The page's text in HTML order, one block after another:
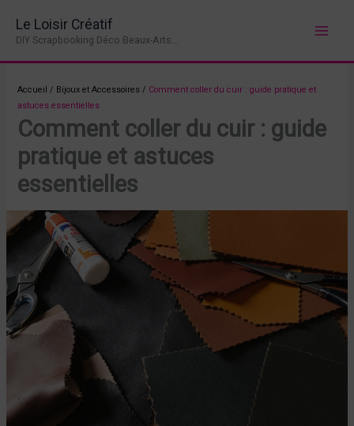
contenu
Le Loisir Créatif
DIY Scrapbooking Déco Beaux-Arts...
Accueil / Bijoux et Accessoires / Comment coller du cuir : guide pratique et
astuces essentielles
Comment coller du cuir : guide
pratique et astuces
essentielles